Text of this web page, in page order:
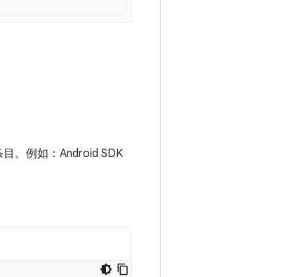
。例如：Android SDK